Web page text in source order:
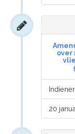
over
20